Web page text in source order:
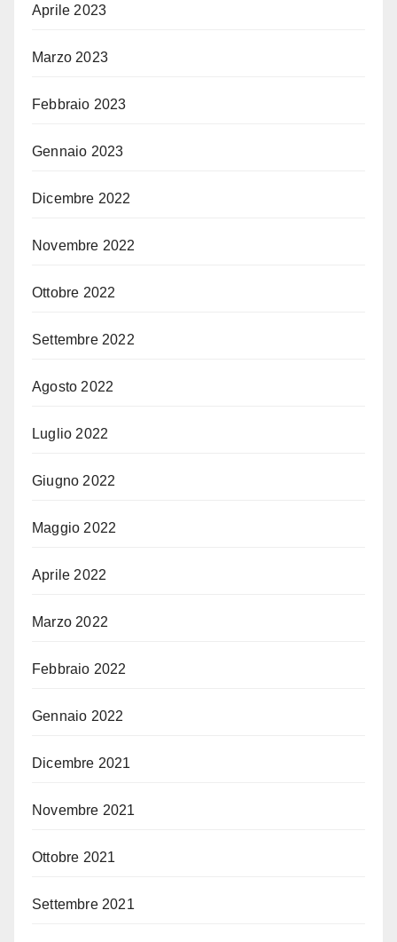
Aprile 2023
Marzo 2023
Febbraio 2023
Gennaio 2023
Dicembre 2022
Novembre 2022
Ottobre 2022
Settembre 2022
Agosto 2022
Luglio 2022
Giugno 2022
Maggio 2022
Aprile 2022
Marzo 2022
Febbraio 2022
Gennaio 2022
Dicembre 2021
Novembre 2021
Ottobre 2021
Settembre 2021